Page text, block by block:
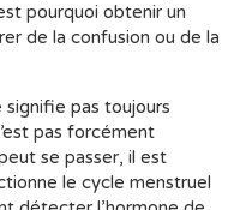
pourquoi obtenir un
de la confusion ou de la
pas toujours
pas forcément
se passer, il est
le cycle menstruel